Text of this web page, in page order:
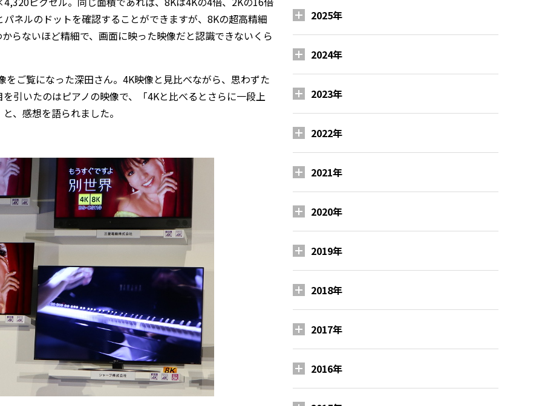
ネルのドットを確認することができますが、8Kの超高精細
らないほど精細で、画面に映った映像だと認識できないくら
ご覧になった深田さん。4K映像と見比べながら、思わずた
引いたのはピアノの映像で、「4Kと比べるとさらに一段上
、感想を語られました。
2025年
2024年
2023年
2022年
2021年
2020年
2019年
2018年
2017年
2016年